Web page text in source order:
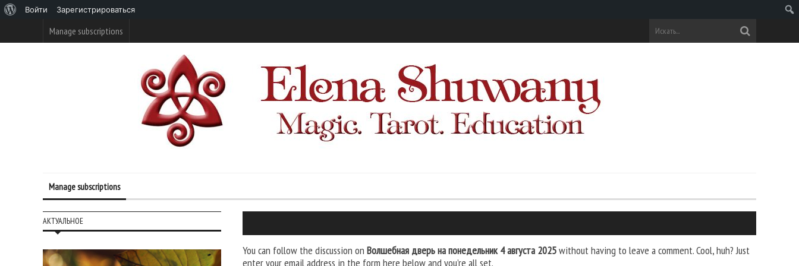
Manage subscriptions
Manage subscriptions
You can follow the discussion on Волшебная дверь на понедельник 4 августа 2025without having to leave a comment. Cool, huh? Just
enter your email address in the form here below and you’re all set.
АКТУАЛЬНОЕ
WordPress
Войти Зарегистрироваться